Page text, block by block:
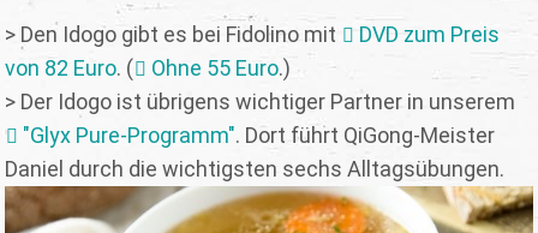
> Den Idogo gibt es bei Fidolino mit
DVD zum Preis
von 82 Euro. ( Ohne 55 Euro.)
> Der Idogo ist übrigens wichtiger Partner in unserem
"Glyx Pure-Programm". Dort führt QiGong-Meister
Daniel durch die wichtigsten sechs Alltagsübungen.